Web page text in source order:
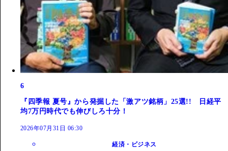
6
『四季報 夏号』から発掘した「激アツ銘柄」25選!! 日経平
均7万円時代でも伸びしろ十分！
2026年07月31日 06:30
経済・ビジネス